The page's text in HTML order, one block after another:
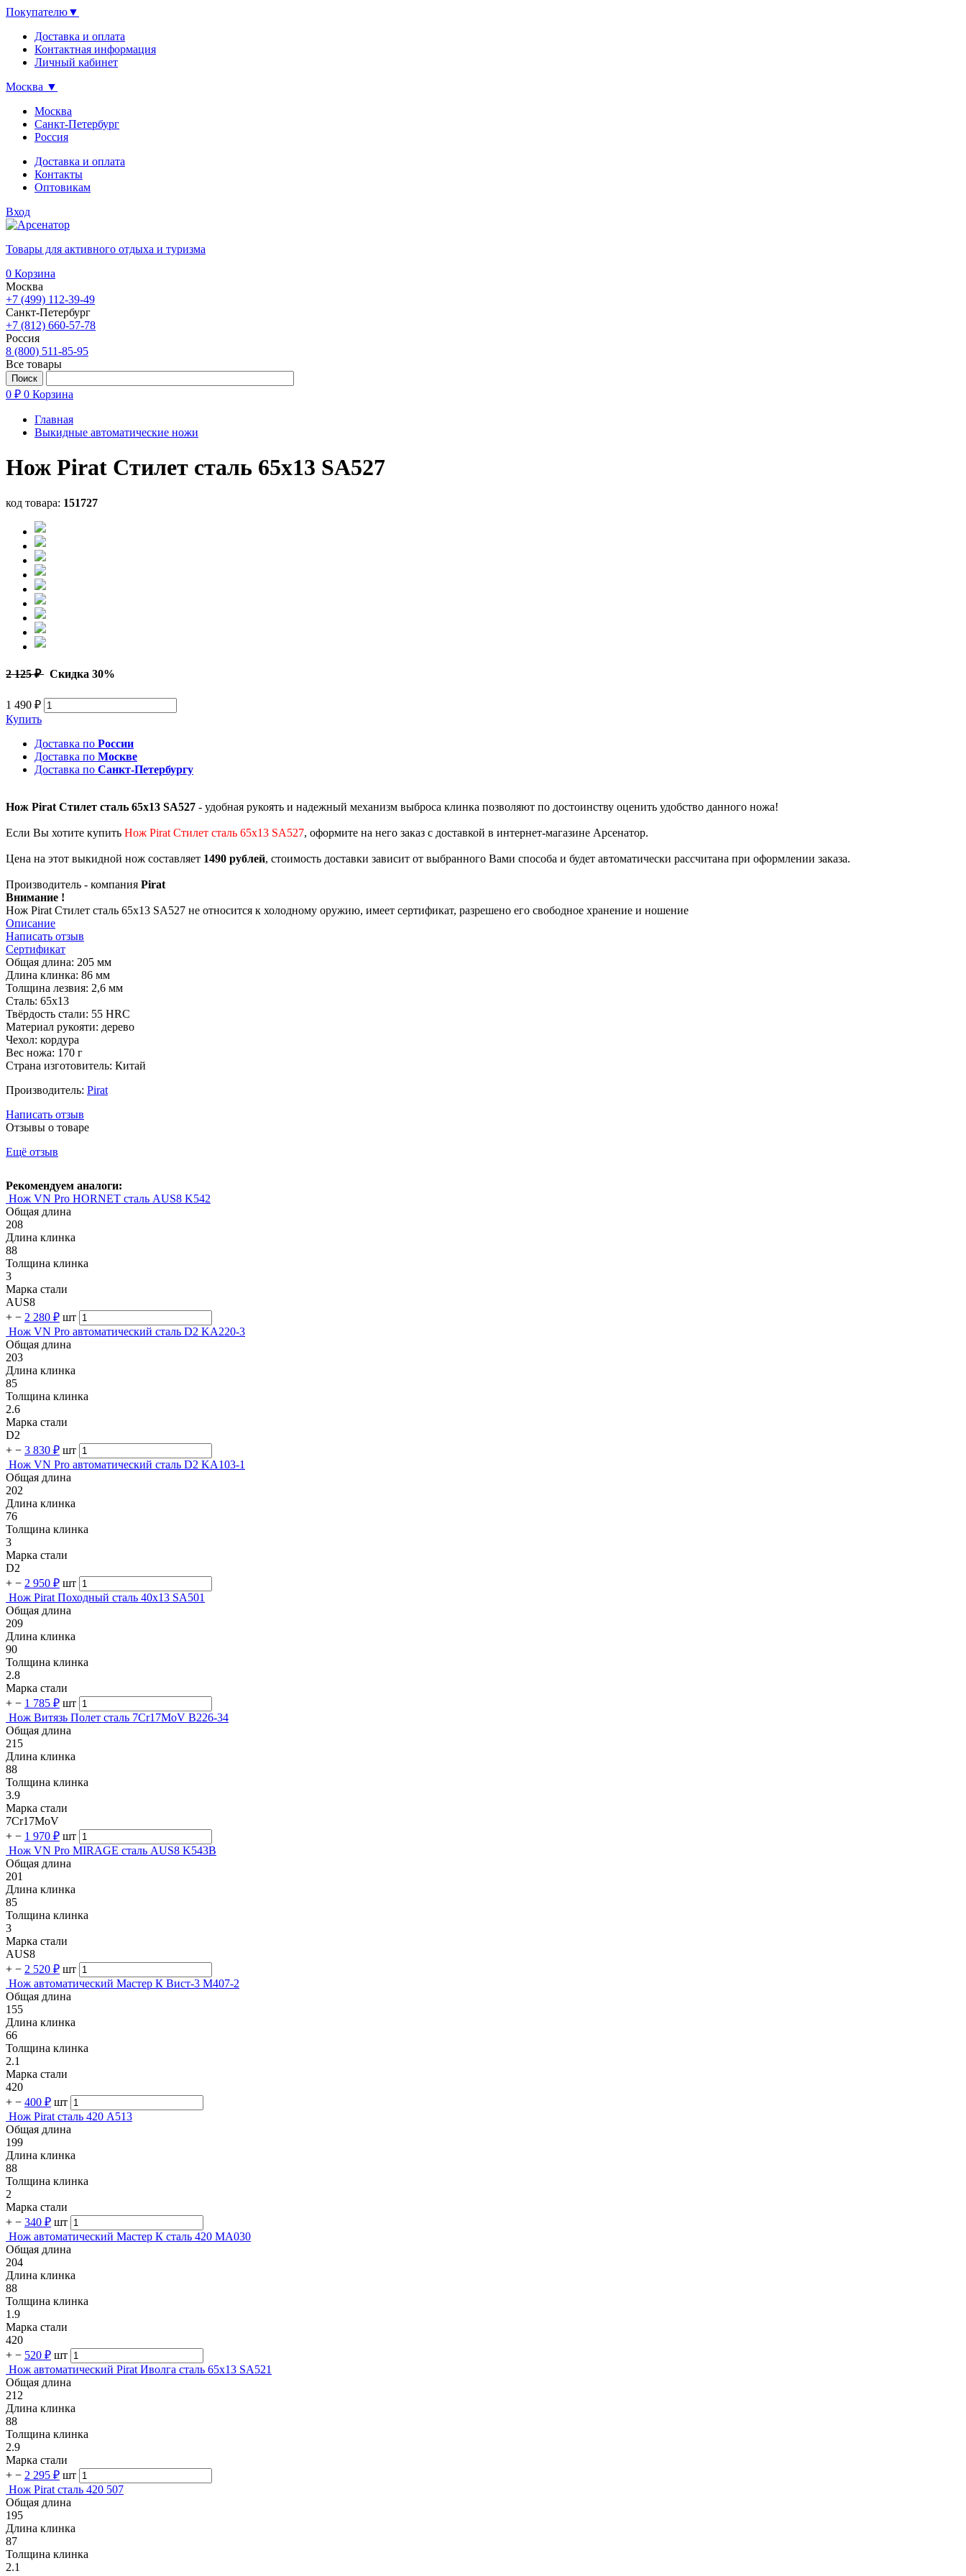
Покупателю▼
Доставка и оплата
Контактная информация
Личный кабинет
Москва ▼
Москва
Санкт-Петербург
Россия
Доставка и оплата
Контакты
Оптовикам
Вход
Товары для активного отдыха и туризма
0 Корзина
Москва
+7 (499) 112-39-49
Санкт-Петербург
+7 (812) 660-57-78
Россия
8 (800) 511-85-95
Все товары
0 ₽ 0 Корзина
Главная
Выкидные автоматические ножи
Нож Pirat Стилет сталь 65х13 SA527
код товара: 151727
2 125 ₽ Скидка 30%
1 490 ₽
Купить
Доставка по России
Доставка по Москве
Доставка по Санкт-Петербургу
Нож Pirat Стилет сталь 65х13 SA527 - удобная рукоять и надежный механизм выброса клинка позволяют по достоинству оценить удобство данного ножа!
Если Вы хотите купить Нож Pirat Стилет сталь 65х13 SA527, оформите на него заказ с доставкой в интернет-магазине Арсенатор.
Цена на этот выкидной нож составляет 1490 рублей, стоимость доставки зависит от выбранного Вами способа и будет автоматически рассчитана при оформлении заказа.
Производитель - компания Pirat
Внимание !
Нож Pirat Стилет сталь 65х13 SA527 не относится к холодному оружию, имеет сертификат, разрешено его свободное хранение и ношение
Описание
Написать отзыв
Сертификат
Общая длина: 205 мм
Длина клинка: 86 мм
Толщина лезвия: 2,6 мм
Сталь: 65х13
Твёрдость стали: 55 HRC
Материал рукояти: дерево
Чехол: кордура
Вес ножа: 170 г
Страна изготовитель: Китай
Производитель: Pirat
Написать отзыв
Отзывы о товаре
Ещё отзыв
Рекомендуем аналоги:
Нож VN Pro HORNET сталь AUS8 K542
Общая длина
208
Длина клинка
88
Толщина клинка
3
Марка стали
AUS8
+ − 2 280 ₽ шт
Нож VN Pro автоматический сталь D2 KA220-3
Общая длина
203
Длина клинка
85
Толщина клинка
2.6
Марка стали
D2
+ − 3 830 ₽ шт
Нож VN Pro автоматический сталь D2 KA103-1
Общая длина
202
Длина клинка
76
Толщина клинка
3
Марка стали
D2
+ − 2 950 ₽ шт
Нож Pirat Походный сталь 40х13 SA501
Общая длина
209
Длина клинка
90
Толщина клинка
2.8
Марка стали
+ − 1 785 ₽ шт
Нож Витязь Полет сталь 7Cr17MoV B226-34
Общая длина
215
Длина клинка
88
Толщина клинка
3.9
Марка стали
7Cr17MoV
+ − 1 970 ₽ шт
Нож VN Pro MIRAGE сталь AUS8 K543B
Общая длина
201
Длина клинка
85
Толщина клинка
3
Марка стали
AUS8
+ − 2 520 ₽ шт
Нож автоматический Мастер К Вист-3 M407-2
Общая длина
155
Длина клинка
66
Толщина клинка
2.1
Марка стали
420
+ − 400 ₽ шт
Нож Pirat сталь 420 A513
Общая длина
199
Длина клинка
88
Толщина клинка
2
Марка стали
+ − 340 ₽ шт
Нож автоматический Мастер К сталь 420 MA030
Общая длина
204
Длина клинка
88
Толщина клинка
1.9
Марка стали
420
+ − 520 ₽ шт
Нож автоматический Pirat Иволга сталь 65х13 SA521
Общая длина
212
Длина клинка
88
Толщина клинка
2.9
Марка стали
+ − 2 295 ₽ шт
Нож Pirat сталь 420 507
Общая длина
195
Длина клинка
87
Толщина клинка
2.1